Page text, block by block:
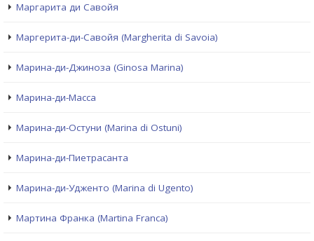
Маргарита ди Савойя
Маргерита-ди-Савойя (Margherita di Savoia)
Марина-ди-Джиноза (Ginosa Marina)
Марина-ди-Масса
Марина-ди-Остуни (Marina di Ostuni)
Марина-ди-Пиетрасанта
Марина-ди-Удженто (Marina di Ugento)
Мартина Франка (Martina Franca)